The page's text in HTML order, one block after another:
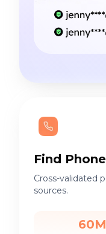
Find
Cross-validated
sources.